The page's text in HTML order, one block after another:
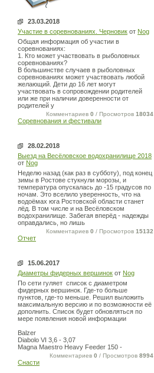
23.03.2018
Участие в соревнованиях. Черновик от Nog
Общая информация об участии в
соревнованиях:
1. Кто может участвовать в рыболовных
соревнованиях?
В большинстве случаев в рыболовных
соревнованиях может участвовать любой
желающий. Дети до 16 лет могут
участвовать в сопровождении родителей
или же при наличии доверенности от
родителей у
Комментариев 0 / Просмотров 18034
Соревнования и фестивали
28.02.2018
Выезд на Весёловское водохранилище 2018
от Nog
Неделю назад (как раз в субботу), под конец
зимы в Ростове стукнули морозы, и
температура опускалась до -15 градусов по
ночам. Это вселило уверенность, что на
водоёмах юга Ростовской области станет
лёд. В том числе и на Весёловском
водохранилище. Забегая вперёд - надежды
оправдались, но лишь
Комментариев 0 / Просмотров 15132
Отчет
15.06.2017
Диаметры фидерных вершинок от Nog
По сети гуляет список с диаметром
фидерных вершинок. Где-то больше
пунктов, где-то меньше. Решил выложить
максимальную версию и по возможности её
дополнить. Список будет обновляться по
мере появления новой информации
Balzer
Diabolo VI 3,6 - 3,07
Magna Maestro Heavy Feeder 150 -
Комментариев 0 / Просмотров 8994
Снасти